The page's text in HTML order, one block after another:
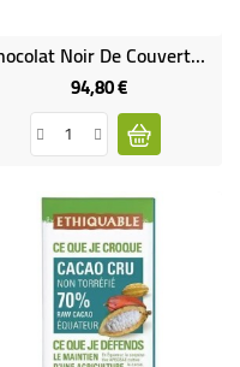
Chocolat Noir De Couverture En Goutte 65% Bio & Équitable VRAC RHD 5 Kg
94,80 €Prix